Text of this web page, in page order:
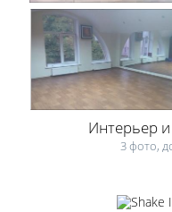
Интерьер и
3 фото,